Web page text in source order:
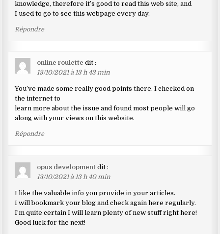
knowledge, therefore it’s good to read this web site, and
I used to go to see this webpage every day.
Répondre
online roulette dit :
13/10/2021 à 13 h 43 min
You’ve made some really good points there. I checked on
the internet to
learn more about the issue and found most people will go
along with your views on this website.
Répondre
opus development dit :
13/10/2021 à 13 h 40 min
I like the valuable info you provide in your articles.
I will bookmark your blog and check again here regularly.
I’m quite certain I will learn plenty of new stuff right here!
Good luck for the next!